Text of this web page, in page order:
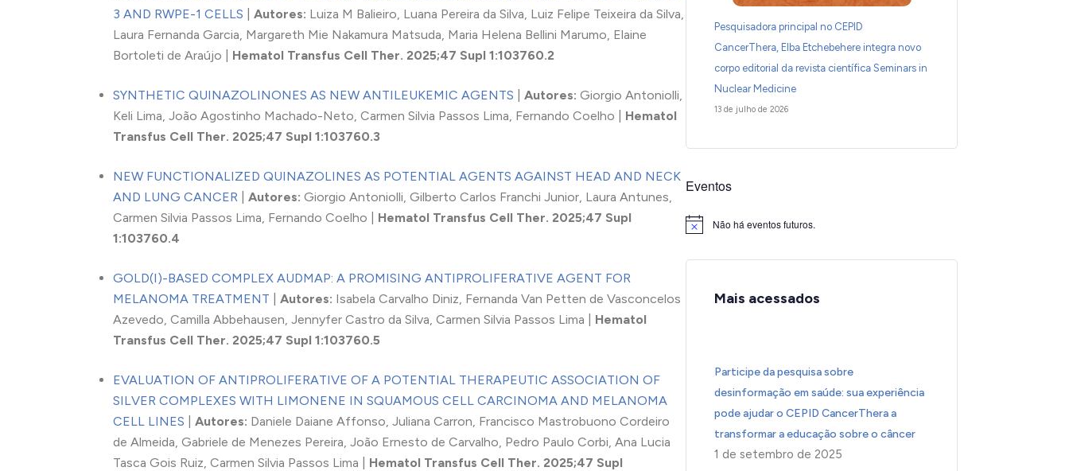
3 AND RWPE-1 CELLS
Autores: Luiza M Balieiro, Luana Pereira da Silva, Luiz Felipe Teixeira da Silva,
Laura Fernanda Garcia, Margareth Mie Nakamura Matsuda, Maria Helena Bellini Marumo, Elaine
Bortoleti de Araújo | Hematol Transfus Cell Ther. 2025;47 Supl 1:103760.2
SYNTHETIC QUINAZOLINONES AS NEW ANTILEUKEMIC AGENTS Autores: Giorgio Antoniolli,
Keli Lima, João Agostinho Machado-Neto, Carmen Silvia Passos Lima, Fernando Coelho | Hematol
Transfus Cell Ther. 2025;47 Supl 1:103760.3
NEW FUNCTIONALIZED QUINAZOLINES AS POTENTIAL AGENTS AGAINST HEAD AND NECK
AND LUNG CANCER
Autores: Giorgio Antoniolli, Gilberto Carlos Franchi Junior, Laura Antunes,
Carmen Silvia Passos Lima, Fernando Coelho | Hematol Transfus Cell Ther. 2025;47 Supl
1:103760.4
GOLD(I)-BASED COMPLEX AUDMAP: A PROMISING ANTIPROLIFERATIVE AGENT FOR
MELANOMA TREATMENT
Autores: Isabela Carvalho Diniz, Fernanda Van Petten de Vasconcelos
Azevedo, Camilla Abbehausen, Jennyfer Castro da Silva, Carmen Silvia Passos Lima | Hematol
Transfus Cell Ther. 2025;47 Supl 1:103760.5
EVALUATION OF ANTIPROLIFERATIVE OF A POTENTIAL THERAPEUTIC ASSOCIATION OF
SILVER COMPLEXES WITH LIMONENE IN SQUAMOUS CELL CARCINOMA AND MELANOMA
CELL LINES
Autores: Daniele Daiane Affonso, Juliana Carron, Francisco Mastrobuono Cordeiro
de Almeida, Gabriele de Menezes Pereira, João Ernesto de Carvalho, Pedro Paulo Corbi, Ana Lucia
Tasca Gois Ruiz, Carmen Silvia Passos Lima | Hematol Transfus Cell Ther. 2025;47 Supl
Pesquisadora principal no CEPID
CancerThera, Elba Etchebehere integra novo
corpo editorial da revista científica Seminars in
Nuclear Medicine
13 de julho de 2026
Eventos
Notice Não há eventos futuros.
Mais acessados
Participe da pesquisa sobre
desinformação em saúde: sua experiência
pode ajudar o CEPID CancerThera a
transformar a educação sobre o câncer
1 de setembro de 2025